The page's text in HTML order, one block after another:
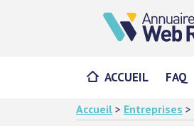
ACCUEIL FAQ
Accueil > Entreprises >